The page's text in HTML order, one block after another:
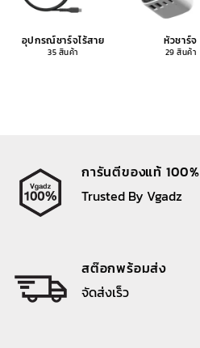
อุปกรณ์ชาร์จไร้สาย
35 สินค้า
หัวชาร์จ
29 สินค้า
การันตีของแท้ 100%
Trusted By Vgadz
สต๊อกพร้อมส่ง
จัดส่งเร็ว